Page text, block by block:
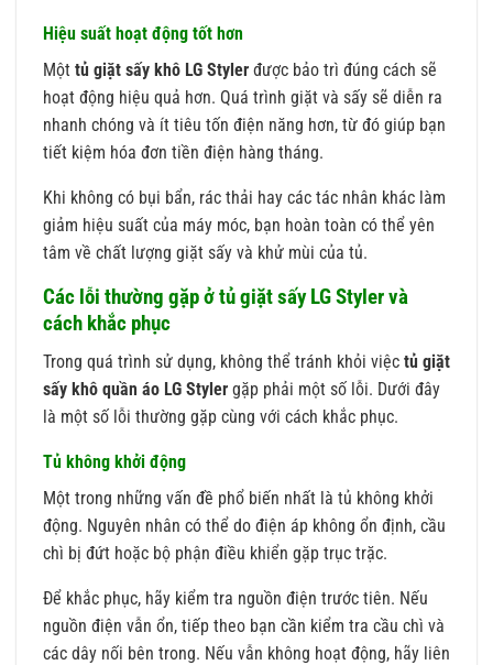
Hiệu suất hoạt động tốt hơn
Một tủ giặt sấy khô LG Styler được bảo trì đúng cách sẽ
hoạt động hiệu quả hơn. Quá trình giặt và sấy sẽ diễn ra
nhanh chóng và ít tiêu tốn điện năng hơn, từ đó giúp bạn
tiết kiệm hóa đơn tiền điện hàng tháng.
Khi không có bụi bẩn, rác thải hay các tác nhân khác làm
giảm hiệu suất của máy móc, bạn hoàn toàn có thể yên
tâm về chất lượng giặt sấy và khử mùi của tủ.
Các lỗi thường gặp ở tủ giặt sấy LG Styler và
cách khắc phục
Trong quá trình sử dụng, không thể tránh khỏi việc tủ giặt
sấy khô quần áo LG Styler gặp phải một số lỗi. Dưới đây
là một số lỗi thường gặp cùng với cách khắc phục.
Tủ không khởi động
Một trong những vấn đề phổ biến nhất là tủ không khởi
động. Nguyên nhân có thể do điện áp không ổn định, cầu
chì bị đứt hoặc bộ phận điều khiển gặp trục trặc.
Để khắc phục, hãy kiểm tra nguồn điện trước tiên. Nếu
nguồn điện vẫn ổn, tiếp theo bạn cần kiểm tra cầu chì và
các dây nối bên trong. Nếu vẫn không hoạt động, hãy liên